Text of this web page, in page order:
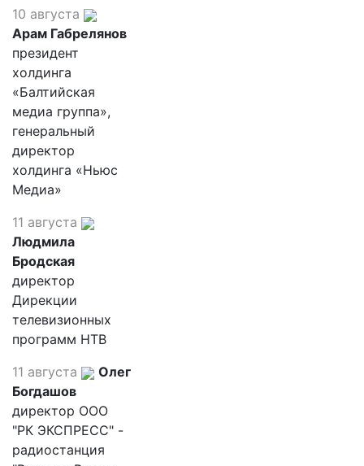
10 августа
Арам Габрелянов
президент
холдинга
«Балтийская
медиа группа»,
генеральный
директор
холдинга «Ньюс
Медиа»
11 августа
Людмила
Бродская
директор
Дирекции
телевизионных
программ НТВ
11 августа
Олег
Богдашов
директор ООО
"РК ЭКСПРЕСС" -
радиостанция